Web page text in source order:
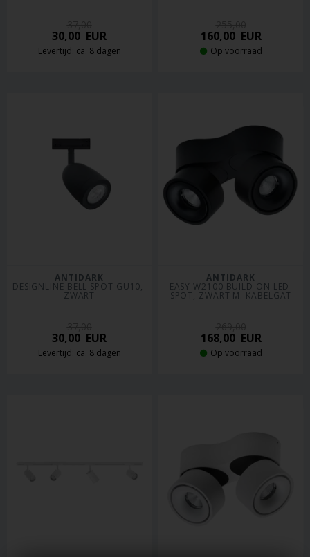
30,00 EUR
Levertijd: ca. 8 dagen
160,00EUR
Op voorraad
ANTIDARK
DESIGNLINE BELL SPOT GU10,
ZWART
30,00 EUR
Levertijd: ca. 8 dagen
ANTIDARK
EASY W2100 BUILD ON LED
SPOT, ZWART M. KABELGAT
168,00EUR
Op voorraad